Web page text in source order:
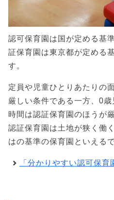
認可保育園は国が定める基
証保育園は東京都が定める
す。
定員や児童ひとりあたりの
厳しい条件である一方、0
時間は認証保育園のほうが
認証保育園は土地が狭く働
はの基準の保育園といえる
「分かりやすい認可保育